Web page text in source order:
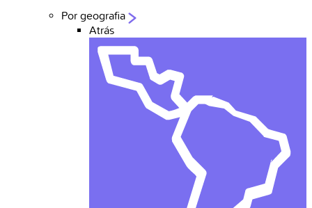
Por geografia
Atrás